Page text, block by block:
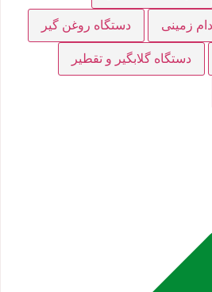
زمینی دستگاه روغن گیر
دستگاه گلابگیر و تقطیر